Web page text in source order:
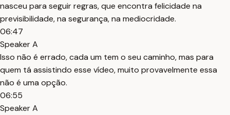
nasceu para seguir regras, que encontra felicidade na
previsibilidade, na segurança, na mediocridade.
06:47
Speaker A
Isso não é errado, cada um tem o seu caminho, mas para
quem tá assistindo esse vídeo, muito provavelmente essa
não é uma opção.
06:55
Speaker A